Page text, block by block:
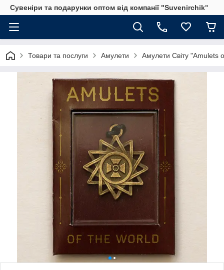
Сувеніри та подарунки оптом від компанії "Suvenirchik"
Товари та послуги Амулети Амулети Світу "Amulets